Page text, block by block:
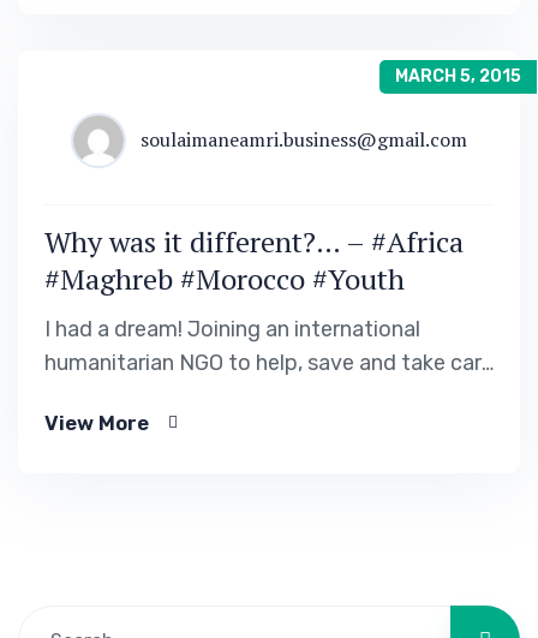
MARCH 5, 2015
soulaimaneamri.business@gmail.com
Why was it different?… – #Africa
#Maghreb #Morocco #Youth
I had a dream! Joining an international
humanitarian NGO to help, save and take care
living in vulnerable African countries. In
View More